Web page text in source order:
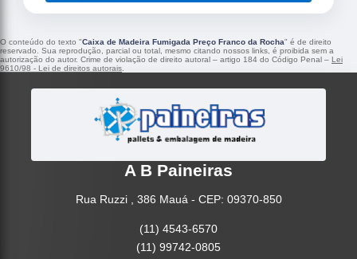
O conteúdo do texto "Caixa de Madeira Fumigada Preço Franco da Rocha" é de direito
reservado. Sua reprodução, parcial ou total, mesmo citando nossos links, é proibida sem a
autorização do autor. Crime de violação de direito autoral – artigo 184 do Código Penal – Lei
9610/98 - Lei de direitos autorais.
A B Paineiras
Rua Ruzzi , 386 Mauá - CEP: 09370-850
(11) 4543-6570
(11) 99742-0805